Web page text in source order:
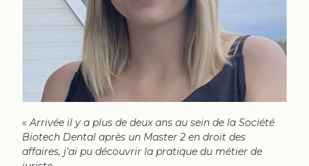
«Arrivée il y a plus de deux ans au sein de la Société
Biotech Dental après un Master 2 en droit des
affaires, j’ai pu découvrir la pratique du métier de